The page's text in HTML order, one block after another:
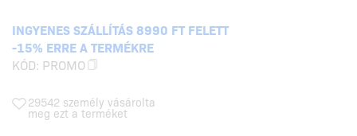
INGYENES SZÁLLÍTÁS 8990 FT FELETT
-15% ERRE A TERMÉKRE
KÓD: PROMO
29542 személy vásárolta
meg ezt a terméket